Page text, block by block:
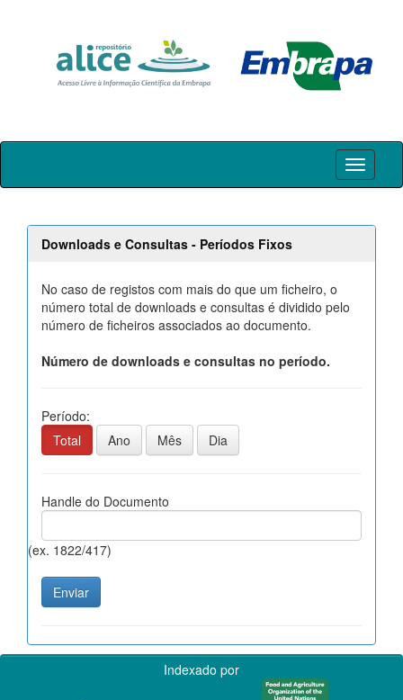
Skip
Downloads e Consultas - Períodos Fixos
No caso de registos com mais do que um ficheiro, o
número total de downloads e consultas é dividido pelo
número de ficheiros associados ao documento.
Número de downloads e consultas no período.
Período:
Total
Ano Mês Dia
Handle do Documento
(ex. 1822/417)
Indexado por